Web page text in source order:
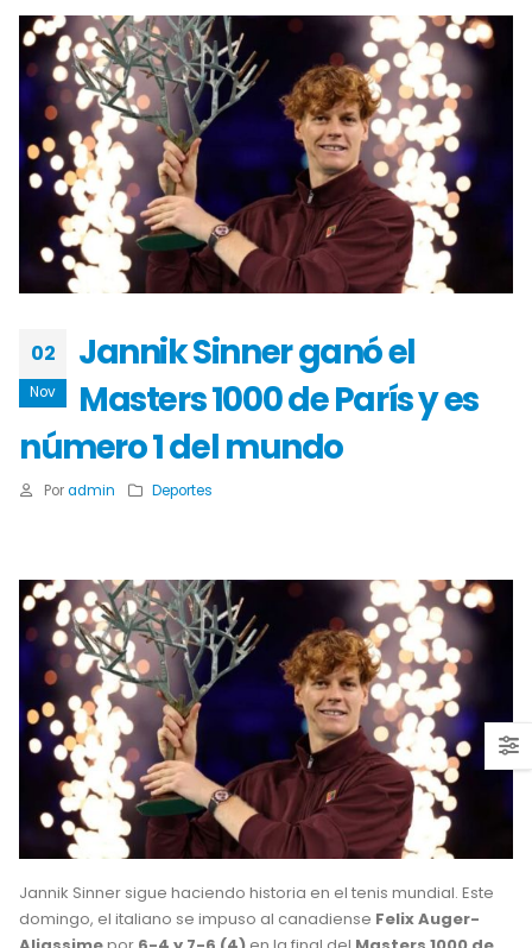
02
Nov
Jannik Sinner ganó el
Masters 1000 de París y es
número 1 del mundo
Por admin Deportes
Jannik Sinner sigue haciendo historia en el tenis mundial. Este
domingo, el italiano se impuso al canadiense Felix Auger-